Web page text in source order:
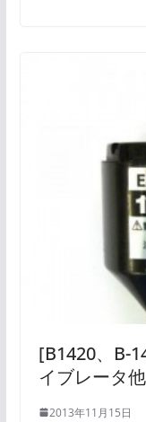
[B1420、B-
イブレータ
2013年11月15日